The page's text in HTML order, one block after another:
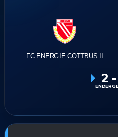
FC ENERGIE COTTBUS II
2 -